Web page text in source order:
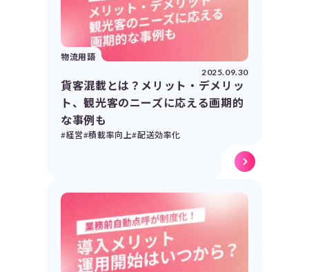
物流用語
2025.09.30
貨客混載とは？メリット・デメリッ
ト、観光客のニーズに応える画期的
な事例も
#経営#積載率向上#配送効率化